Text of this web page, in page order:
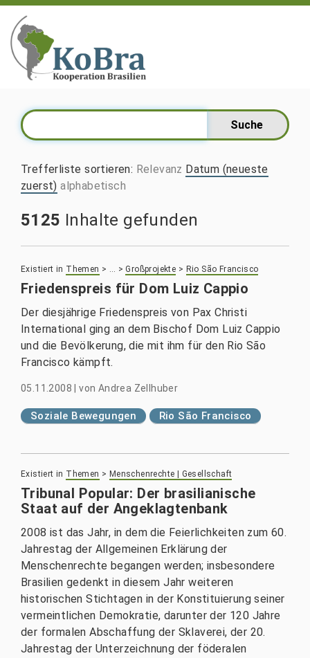
Trefferliste sortieren: Relevanz Datum (neueste
zuerst) alphabetisch
5125 Inhalte gefunden
Existiert in Themen > … >Großprojekte > Rio São Francisco
Friedenspreis für Dom Luiz Cappio
Der diesjährige Friedenspreis von Pax Christi
International ging an dem Bischof Dom Luiz Cappio
und die Bevölkerung, die mit ihm für den Rio São
Francisco kämpft.
05.11.2008 |von Andrea Zellhuber
Soziale Bewegungen Rio São Francisco
Existiert in Themen > Menschenrechte | Gesellschaft
Tribunal Popular: Der brasilianische
Staat auf der Angeklagtenbank
2008 ist das Jahr, in dem die Feierlichkeiten zum 60.
Jahrestag der Allgemeinen Erklärung der
Menschenrechte begangen werden; insbesondere
Brasilien gedenkt in diesem Jahr weiteren
historischen Stichtagen in der Konstituierung seiner
vermeintlichen Demokratie, darunter der 120 Jahre
der formalen Abschaffung der Sklaverei, der 20.
Jahrestag der Unterzeichnung der föderalen